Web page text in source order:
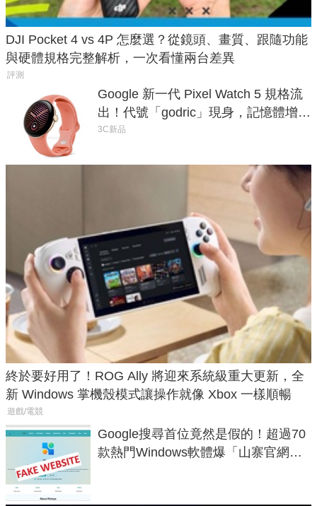
DJI Pocket 4 vs 4P 怎麼選？從鏡頭、畫質、跟隨功能
與硬體規格完整解析，一次看懂兩台差異
評測
Google 新一代 Pixel Watch 5 規格流
出！代號「godric」現身，記憶體增強
鎖定 AI 應用
3C新品
終於要好用了！ROG Ally 將迎來系統級重大更新，全
新 Windows 掌機殼模式讓操作就像 Xbox 一樣順暢
遊戲/電競
Google搜尋首位竟然是假的！超過70
款熱門Windows軟體爆「山寨官網」